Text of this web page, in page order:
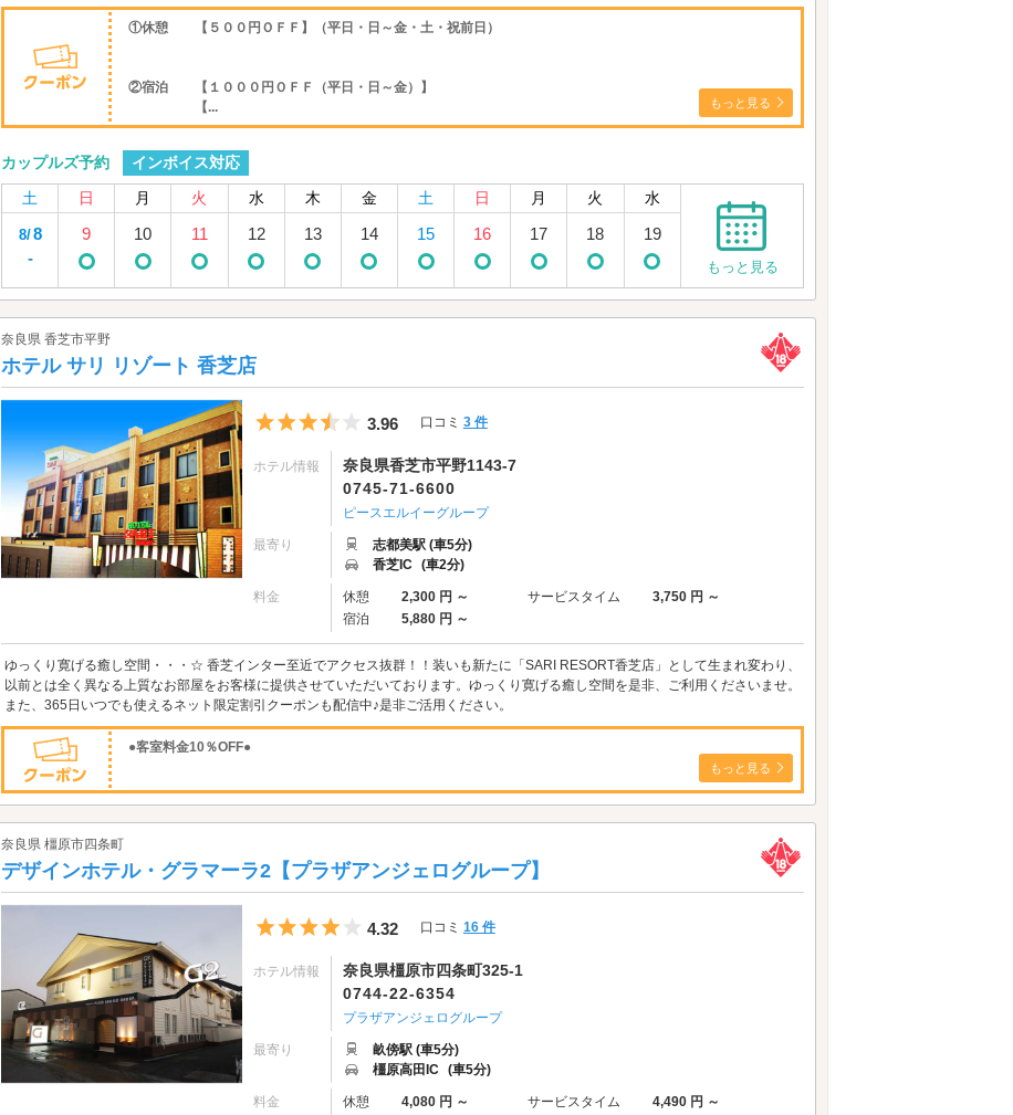
①休憩 【５００円ＯＦＦ】（平日・日～金・土・祝前日）
②宿泊 【１０００円ＯＦＦ（平日・日～金）】
【...
もっと見る
カップルズ予約
インボイス対応
土
日 月 火 水 木 金 土 日 月 火 水
8/8
-
9 10 11 12 13 14 15 16 17 18 19
もっと見る
奈良県 香芝市平野
ホテル サリ リゾート 香芝店
5つ星のうち3.5
3.96 口コミ 3 件
ホテル情報
奈良県香芝市平野1143-7
0745-71-6600
ピースエルイーグループ
最寄り
志都美駅 (車5分)
香芝IC (車2分)
料金 休憩 2,300 円 ～ サービスタイム
3,750 円 ～
宿泊
5,880 円 ～
ゆっくり寛げる癒し空間・・・☆ 香芝インター至近でアクセス抜群！！装いも新たに「SARI RESORT香芝店」として生まれ変わり、
以前とは全く異なる上質なお部屋をお客様に提供させていただいております。ゆっくり寛げる癒し空間を是非、ご利用くださいませ。
また、365日いつでも使えるネット限定割引クーポンも配信中♪是非ご活用ください。
●客室料金10％OFF●
もっと見る
奈良県 橿原市四条町
デザインホテル・グラマーラ2【プラザアンジェログループ】
5つ星のうち4
4.32 口コミ 16 件
ホテル情報
奈良県橿原市四条町325-1
0744-22-6354
プラザアンジェログループ
最寄り
畝傍駅 (車5分)
橿原高田IC (車5分)
料金 休憩 4,080 円 ～ サービスタイム
4,490 円 ～